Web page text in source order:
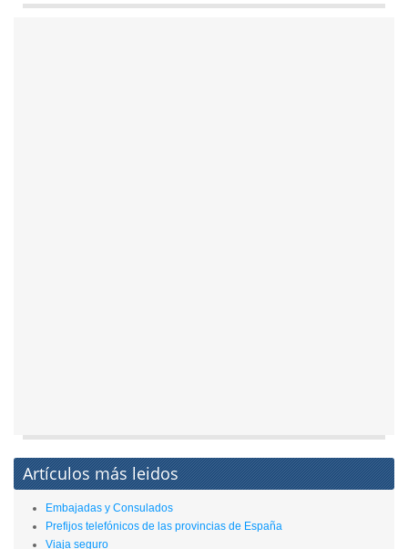
Artículos más leidos
Embajadas y Consulados
Prefijos telefónicos de las provincias de España
Viaja seguro